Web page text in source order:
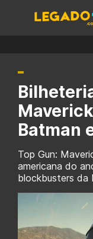
Batman
Top Gun:
americana do
blockbusters da